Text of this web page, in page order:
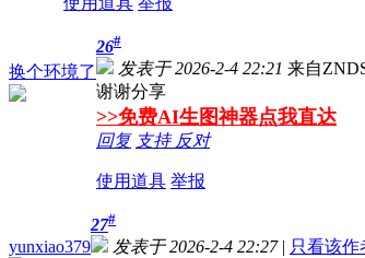
换个环境了
26#
发表于 2026-2-4 22:21 来自
谢谢分享
>>免费AI生图神器点我直达
回复 支持 反对
使用道具 举报
yunxiao379
27#
发表于 2026-2-4 22:27 | 只看该作